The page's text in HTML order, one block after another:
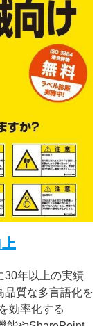
30年以上の実績
品質な多言語化を
効率化する